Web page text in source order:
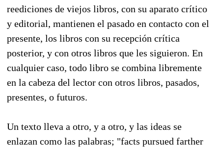
reediciones de viejos libros, con su aparato crítico
y editorial, mantienen el pasado en contacto con el
presente, los libros con su recepción crítica
posterior, y con otros libros que les siguieron. En
cualquier caso, todo libro se combina libremente
en la cabeza del lector con otros libros, pasados,
presentes, o futuros.
Un texto lleva a otro, y a otro, y las ideas se
enlazan como las palabras; "facts pursued farther